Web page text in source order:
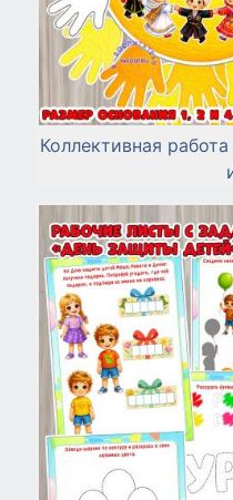
Коллективная